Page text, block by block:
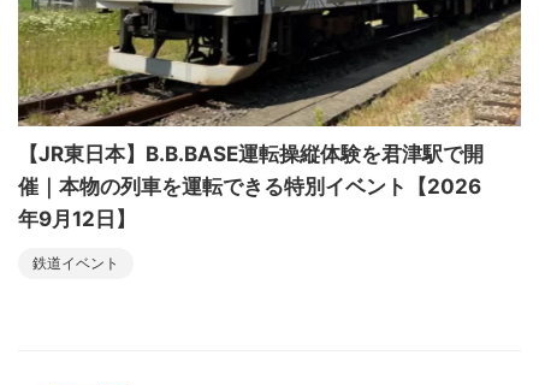
【JR東日本】B.B.BASE運転操縦体験を君津駅で開
催｜本物の列車を運転できる特別イベント【2026
年9月12日】
鉄道イベント